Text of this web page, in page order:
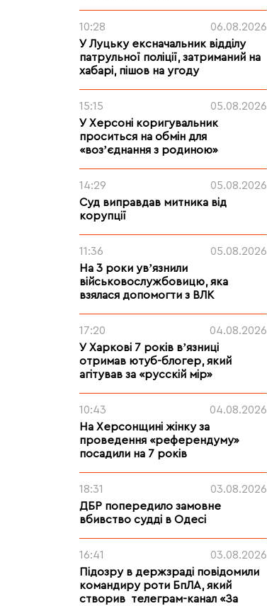
10:28
06.08.2026
У Луцьку ексначальник відділу
патрульної поліції, затриманий на
хабарі, пішов на угоду
15:15
05.08.2026
У Херсоні коригувальник
проситься на обмін для
«возʼєднання з родиною»
14:29
05.08.2026
Суд виправдав митника від
корупції
11:36
05.08.2026
На 3 роки увʼязнили
військовослужбовицю, яка
взялася допомогти з ВЛК
17:20
04.08.2026
У Харкові 7 років вʼязниці
отримав ютуб-блогер, який
агітував за «русскій мір»
10:43
04.08.2026
На Херсонщині жінку за
проведення «референдуму»
посадили на 7 років
18:31
03.08.2026
ДБР попередило замовне
вбивство судді в Одесі
16:41
03.08.2026
Підозру в держзраді повідомили
командиру роти БпЛА, який
створив телеграм-канал «За